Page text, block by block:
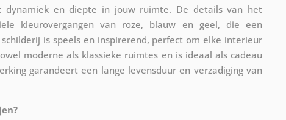
dynamiek en diepte in jouw ruimte. De details van het
kleurovergangen van roze, blauw en geel, die een
is speels en inspirerend, perfect om elke interieur
moderne als klassieke ruimtes en is ideaal als cadeau
garandeert een lange levensduur en verzadiging van